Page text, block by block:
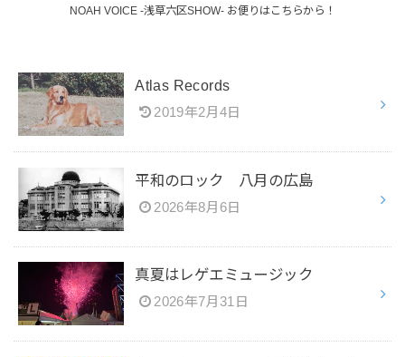
NOAH VOICE -浅草六区SHOW- お便りはこちらから！
Atlas Records
2019年2月4日
平和のロック 八月の広島
2026年8月6日
真夏はレゲエミュージック
2026年7月31日